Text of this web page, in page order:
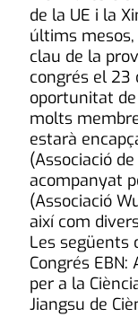
de la UE i la
últims mesos,
clau de la
congrés el 23
oportunitat
molts
estarà
(Associació
acompanyat
(Associació
així com
Les següents
Congrés
per a la
Jiangsu de